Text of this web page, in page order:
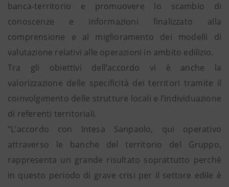
banca-territorio e promuovere lo scambio di
conoscenze e informazioni finalizzato alla
comprensione e al miglioramento dei modelli di
valutazione relativi alle operazioni in ambito edilizio.
Tra gli obiettivi dell’accordo vi è anche la
valorizzazione delle specificità dei territori tramite il
coinvolgimento delle strutture locali e l’individuazione
di referenti territoriali.
“L’accordo con Intesa Sanpaolo, qui operativo
attraverso le banche del territorio del Gruppo,
rappresenta un grande risultato soprattutto perché
in questo periodo di grave crisi per il settore edile è